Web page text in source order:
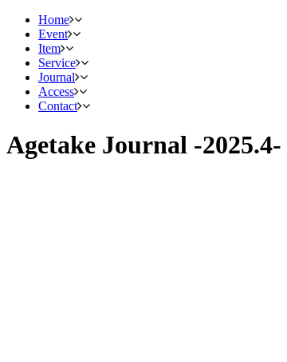
Home
Event
Item
Service
Journal
Access
Contact
Agetake Journal -2025.4-